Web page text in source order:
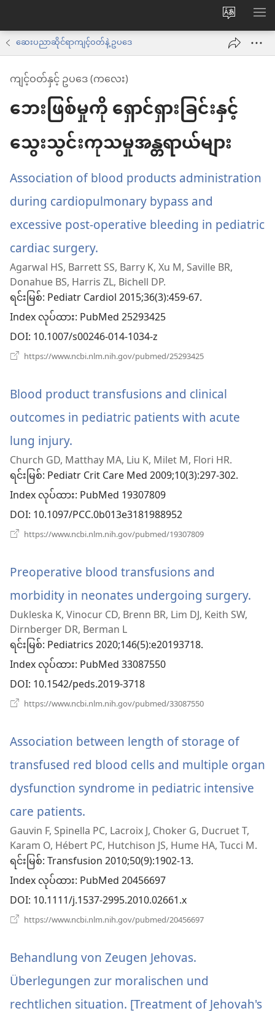
ဝ
က်
ဘာသာစ
ကို
ပြောင်း
ဆေးပညာဆိုင်ရာကျင့်ဝတ်နဲ့ ဥပဒေ
ကျင့်ဝတ်နှင့် ဥပဒေ (ကလေး)
ဘေးဖြစ်မှုကို ရှောင်ရှားခြင်းနှင့်
သွေးသွင်းကုသမှုအန္တရာယ်များ
Association of blood products administration
during cardiopulmonary bypass and
excessive post-operative bleeding in pediatric
cardiac surgery.
အသစ်
ဖွ
င့်
နေ
ပါ
တယ်)
Agarwal HS, Barrett SS, Barry K, Xu M, Saville BR,
Donahue BS, Harris ZL, Bichell DP.
ရင်းမြစ်‎: Pediatr Cardiol 2015;36(3):459-67.
Index လုပ်ထား‎: PubMed 25293425
DOI‎: 10.1007/s00246-014-1034-z
https://www.ncbi.nlm.nih.gov/pubmed/25293425
နေ
တယ်)
Blood product transfusions and clinical
outcomes in pediatric patients with acute
lung injury.
အသစ်
င့်
နေ
တယ်)
Church GD, Matthay MA, Liu K, Milet M, Flori HR.
ရင်းမြစ်‎: Pediatr Crit Care Med 2009;10(3):297-302.
Index လုပ်ထား‎: PubMed 19307809
DOI‎: 10.1097/PCC.0b013e3181988952
https://www.ncbi.nlm.nih.gov/pubmed/19307809
နေ
တယ်)
Preoperative blood transfusions and
morbidity in neonates undergoing surgery.
Dukleska K, Vinocur CD, Brenn BR, Lim DJ, Keith SW,
Dirnberger DR, Berman L
ရင်းမြစ်‎: Pediatrics 2020;146(5):e20193718.
Index လုပ်ထား‎: PubMed 33087550
DOI‎: 10.1542/peds.2019-3718
https://www.ncbi.nlm.nih.gov/pubmed/33087550
နေ
ပါ
တယ်)
Association between length of storage of
transfused red blood cells and multiple organ
dysfunction syndrome in pediatric intensive
care patients.
အသစ်
ဖွ
င့်
နေ
ပါ
တယ်)
Gauvin F, Spinella PC, Lacroix J, Choker G, Ducruet T,
Karam O, Hébert PC, Hutchison JS, Hume HA, Tucci M.
ရင်းမြစ်‎: Transfusion 2010;50(9):1902-13.
Index လုပ်ထား‎: PubMed 20456697
DOI‎: 10.1111/j.1537-2995.2010.02661.x
https://www.ncbi.nlm.nih.gov/pubmed/20456697
ပါ
တယ်)
Behandlung von Zeugen Jehovas.
Überlegungen zur moralischen und
rechtlichen situation. [Treatment of Jehovah's